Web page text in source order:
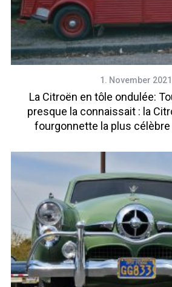
1. November 2021
La Citroën en tôle ondulée:
presque la connaissait : la
fourgonnette la plus célèbre